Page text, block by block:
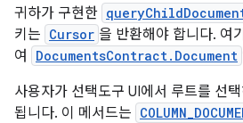
귀하가 구현한
키는 Cursor 을 반환해야 합니다. 여
여
DocumentsContract.Document
사용자가 선택도구 UI에서 루트를 선
됩니다. 이 메서드는